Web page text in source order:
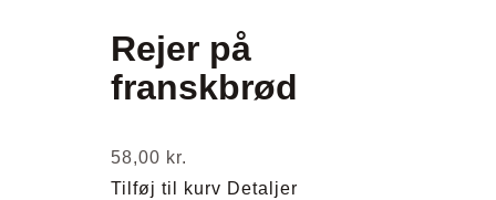
Rejer på
franskbrød
58,00 kr.
Tilføj til kurv Detaljer